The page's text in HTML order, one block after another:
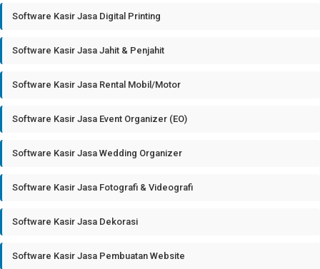
Software Kasir Jasa Digital Printing
Software Kasir Jasa Jahit & Penjahit
Software Kasir Jasa Rental Mobil/Motor
Software Kasir Jasa Event Organizer (EO)
Software Kasir Jasa Wedding Organizer
Software Kasir Jasa Fotografi & Videografi
Software Kasir Jasa Dekorasi
Software Kasir Jasa Pembuatan Website